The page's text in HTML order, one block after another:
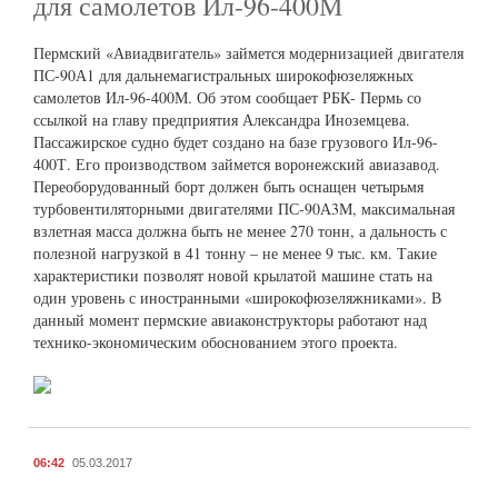
Пермский «Авиадвигатель» займется модернизацией двигателя
ПС-90А1 для дальнемагистральных широкофюзеляжных
самолетов Ил-96-400М. Об этом сообщает РБК- Пермь со
ссылкой на главу предприятия Александра Иноземцева.
Пассажирское судно будет создано на базе грузового Ил-96-
400Т. Его производством займется воронежский авиазавод.
Переоборудованный борт должен быть оснащен четырьмя
турбовентиляторными двигателями ПС-90А3М, максимальная
взлетная масса должна быть не менее 270 тонн, а дальность с
полезной нагрузкой в 41 тонну – не менее 9 тыс. км. Такие
характеристики позволят новой крылатой машине стать на
один уровень с иностранными «широкофюзеляжниками». В
данный момент пермские авиаконструкторы работают над
технико-экономическим обоснованием этого проекта.
06:42 05.03.2017